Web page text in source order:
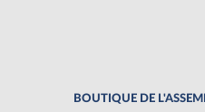
BOUTIQUE DE